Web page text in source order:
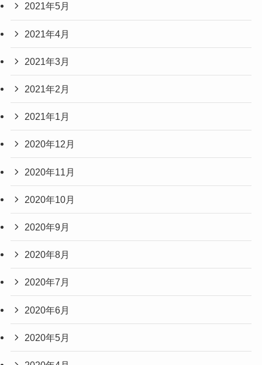
2021年5月
2021年4月
2021年3月
2021年2月
2021年1月
2020年12月
2020年11月
2020年10月
2020年9月
2020年8月
2020年7月
2020年6月
2020年5月